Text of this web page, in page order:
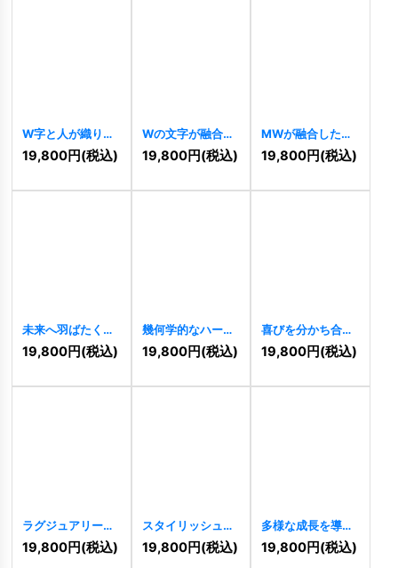
W字と人が織りな
すチームワークロ
ゴ [ 10450]
19,800円(税込)
Wの文字が融合し
た立体キューブロ
ゴ [ 9808 ]
19,800円(税込)
MWが融合したシ
ャープな矢印ロゴ
9720
19,800円(税込)
未来へ羽ばたくW
字グローバルロゴ
9664 ]
19,800円(税込)
幾何学的なハート
のMまたはWのロ
ゴ [ 9650
19,800円(税込)
喜びを分かち合う
W字の人々ロゴ
9636 ]
19,800円(税込)
ラグジュアリーな
MW ロゴ[9188]
19,800円(税込)
スタイリッシュな
WRロゴ [9063]
19,800円(税込)
多様な成長を導く
Wの矢印ロゴ
9001
19,800円(税込)